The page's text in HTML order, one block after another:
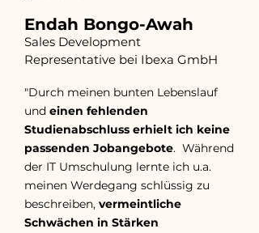
Endah Bongo-Awah
Sales Development
Representative bei Ibexa GmbH
"Durch meinen bunten Lebenslauf
und einen fehlenden
Studienabschluss erhielt ich keine
passenden Jobangebote. Während
der IT Umschulung lernte ich u.a.
meinen Werdegang schlüssig zu
beschreiben, vermeintliche
Schwächen in Stärken